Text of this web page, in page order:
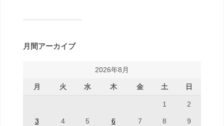
月間アーカイブ
2026年8月
月 火 水 木 金 土 日
1 2
3 4 5 6 7 8 9